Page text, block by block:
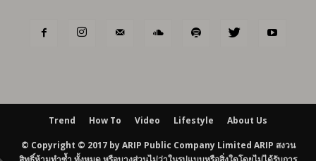
Trend How To Video Lifestyle About Us
© Copyright © 2017 by ARIP Public Company Limited ARIP สงวน